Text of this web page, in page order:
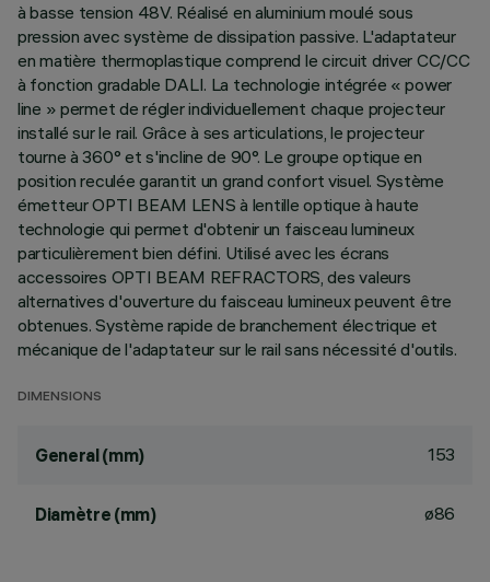
à basse tension 48V. Réalisé en aluminium moulé sous
pression avec système de dissipation passive. L'adaptateur
en matière thermoplastique comprend le circuit driver CC/CC
à fonction gradable DALI. La technologie intégrée « power
line » permet de régler individuellement chaque projecteur
installé sur le rail. Grâce à ses articulations, le projecteur
tourne à 360° et s'incline de 90°. Le groupe optique en
position reculée garantit un grand confort visuel. Système
émetteur OPTI BEAM LENS à lentille optique à haute
technologie qui permet d'obtenir un faisceau lumineux
particulièrement bien défini. Utilisé avec les écrans
accessoires OPTI BEAM REFRACTORS, des valeurs
alternatives d'ouverture du faisceau lumineux peuvent être
obtenues. Système rapide de branchement électrique et
mécanique de l'adaptateur sur le rail sans nécessité d'outils.
DIMENSIONS
General (mm) 153
Diamètre (mm) ø86